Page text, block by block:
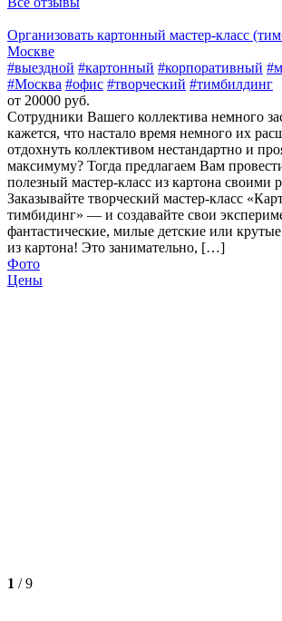
Организовать картонный мастер-класс
Москве
#выездной #картонный #корпоративный
#Москва #офис #творческий #тимбилдинг
от 20000 руб.
Сотрудники Вашего коллектива немного
кажется, что настало время немного их
отдохнуть коллективом нестандартно и
максимуму? Тогда предлагаем Вам
полезный мастер-класс из картона своими
Заказывайте творческий мастер-класс
тимбидинг» — и создавайте свои
фантастические, милые детские или
из картона! Это занимательно, […]
Фото
Цены
1 /9